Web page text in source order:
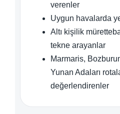
verenler
Uygun havalarda
Altı kişilik
tekne arayanlar
Marmaris,
Yunan Adaları
değerlendirenler